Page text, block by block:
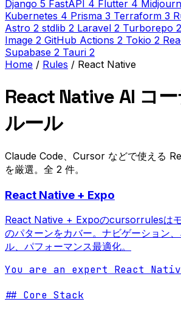
Django 5 FastAPI 4 Flutter 4
Kubernetes 4 Prisma 3 Terraform 3
Astro 2 stdlib 2 Laravel 2 Turborepo 2
Image 2 GitHub Actions 2 Tokio 2
Supabase 2 Tauri 2
Home / Rules / React Native
React Native AI コ
ルール
Claude Code、Cursor などで使える
を厳選。全 2 件。
React Native + Expo
React Native + Expoのcursorrulesは
のパターンをカバー。ナビゲーション
ル、パフォーマンス最適化。
You are an expert React
## Core Stack